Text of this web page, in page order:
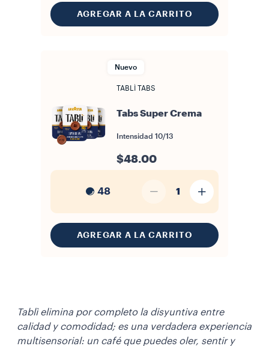
AGREGAR A LA CARRITO
Nuevo
TABLÌ TABS
Tabs Super Crema
Intensidad 10/13
$48.00
48 1
AGREGAR A LA CARRITO
Tablì elimina por completo la disyuntiva entre
calidad y comodidad; es una verdadera experiencia
multisensorial: un café que puedes oler, sentir y